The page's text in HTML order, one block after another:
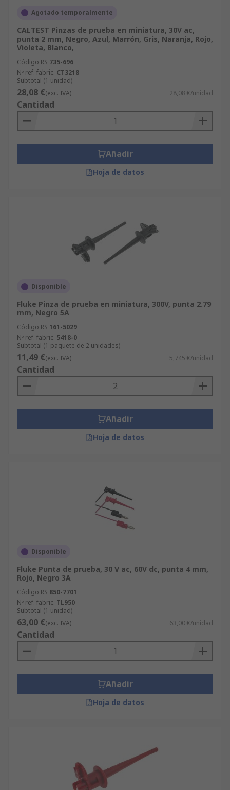
Agotado temporalmente
CALTEST Pinzas de prueba en miniatura, 30V ac,
punta 2 mm, Negro, Azul, Marrón, Gris, Naranja, Rojo,
Violeta, Blanco,
Código RS 735-696
Nº ref. fabric. CT3218
Subtotal (1 unidad)
28,08 €(exc. IVA) 28,08 €/unidad
Cantidad
Añadir
Hoja de datos
Disponible
Fluke Pinza de prueba en miniatura, 300V, punta 2.79
mm, Negro 5A
Código RS 161-5029
Nº ref. fabric. 5418-0
Subtotal (1 paquete de 2 unidades)
11,49 €(exc. IVA) 5,745 €/unidad
Cantidad
Añadir
Hoja de datos
Disponible
Fluke Punta de prueba, 30 V ac, 60V dc, punta 4 mm,
Rojo, Negro 3A
Código RS 850-7701
Nº ref. fabric. TL950
Subtotal (1 unidad)
63,00 €(exc. IVA) 63,00 €/unidad
Cantidad
Añadir
Hoja de datos